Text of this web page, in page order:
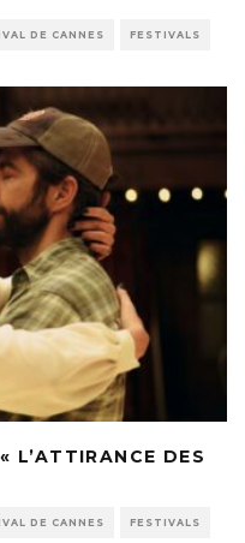
DE CANNES FESTIVALS
L’ATTIRANCE DES
DE CANNES FESTIVALS